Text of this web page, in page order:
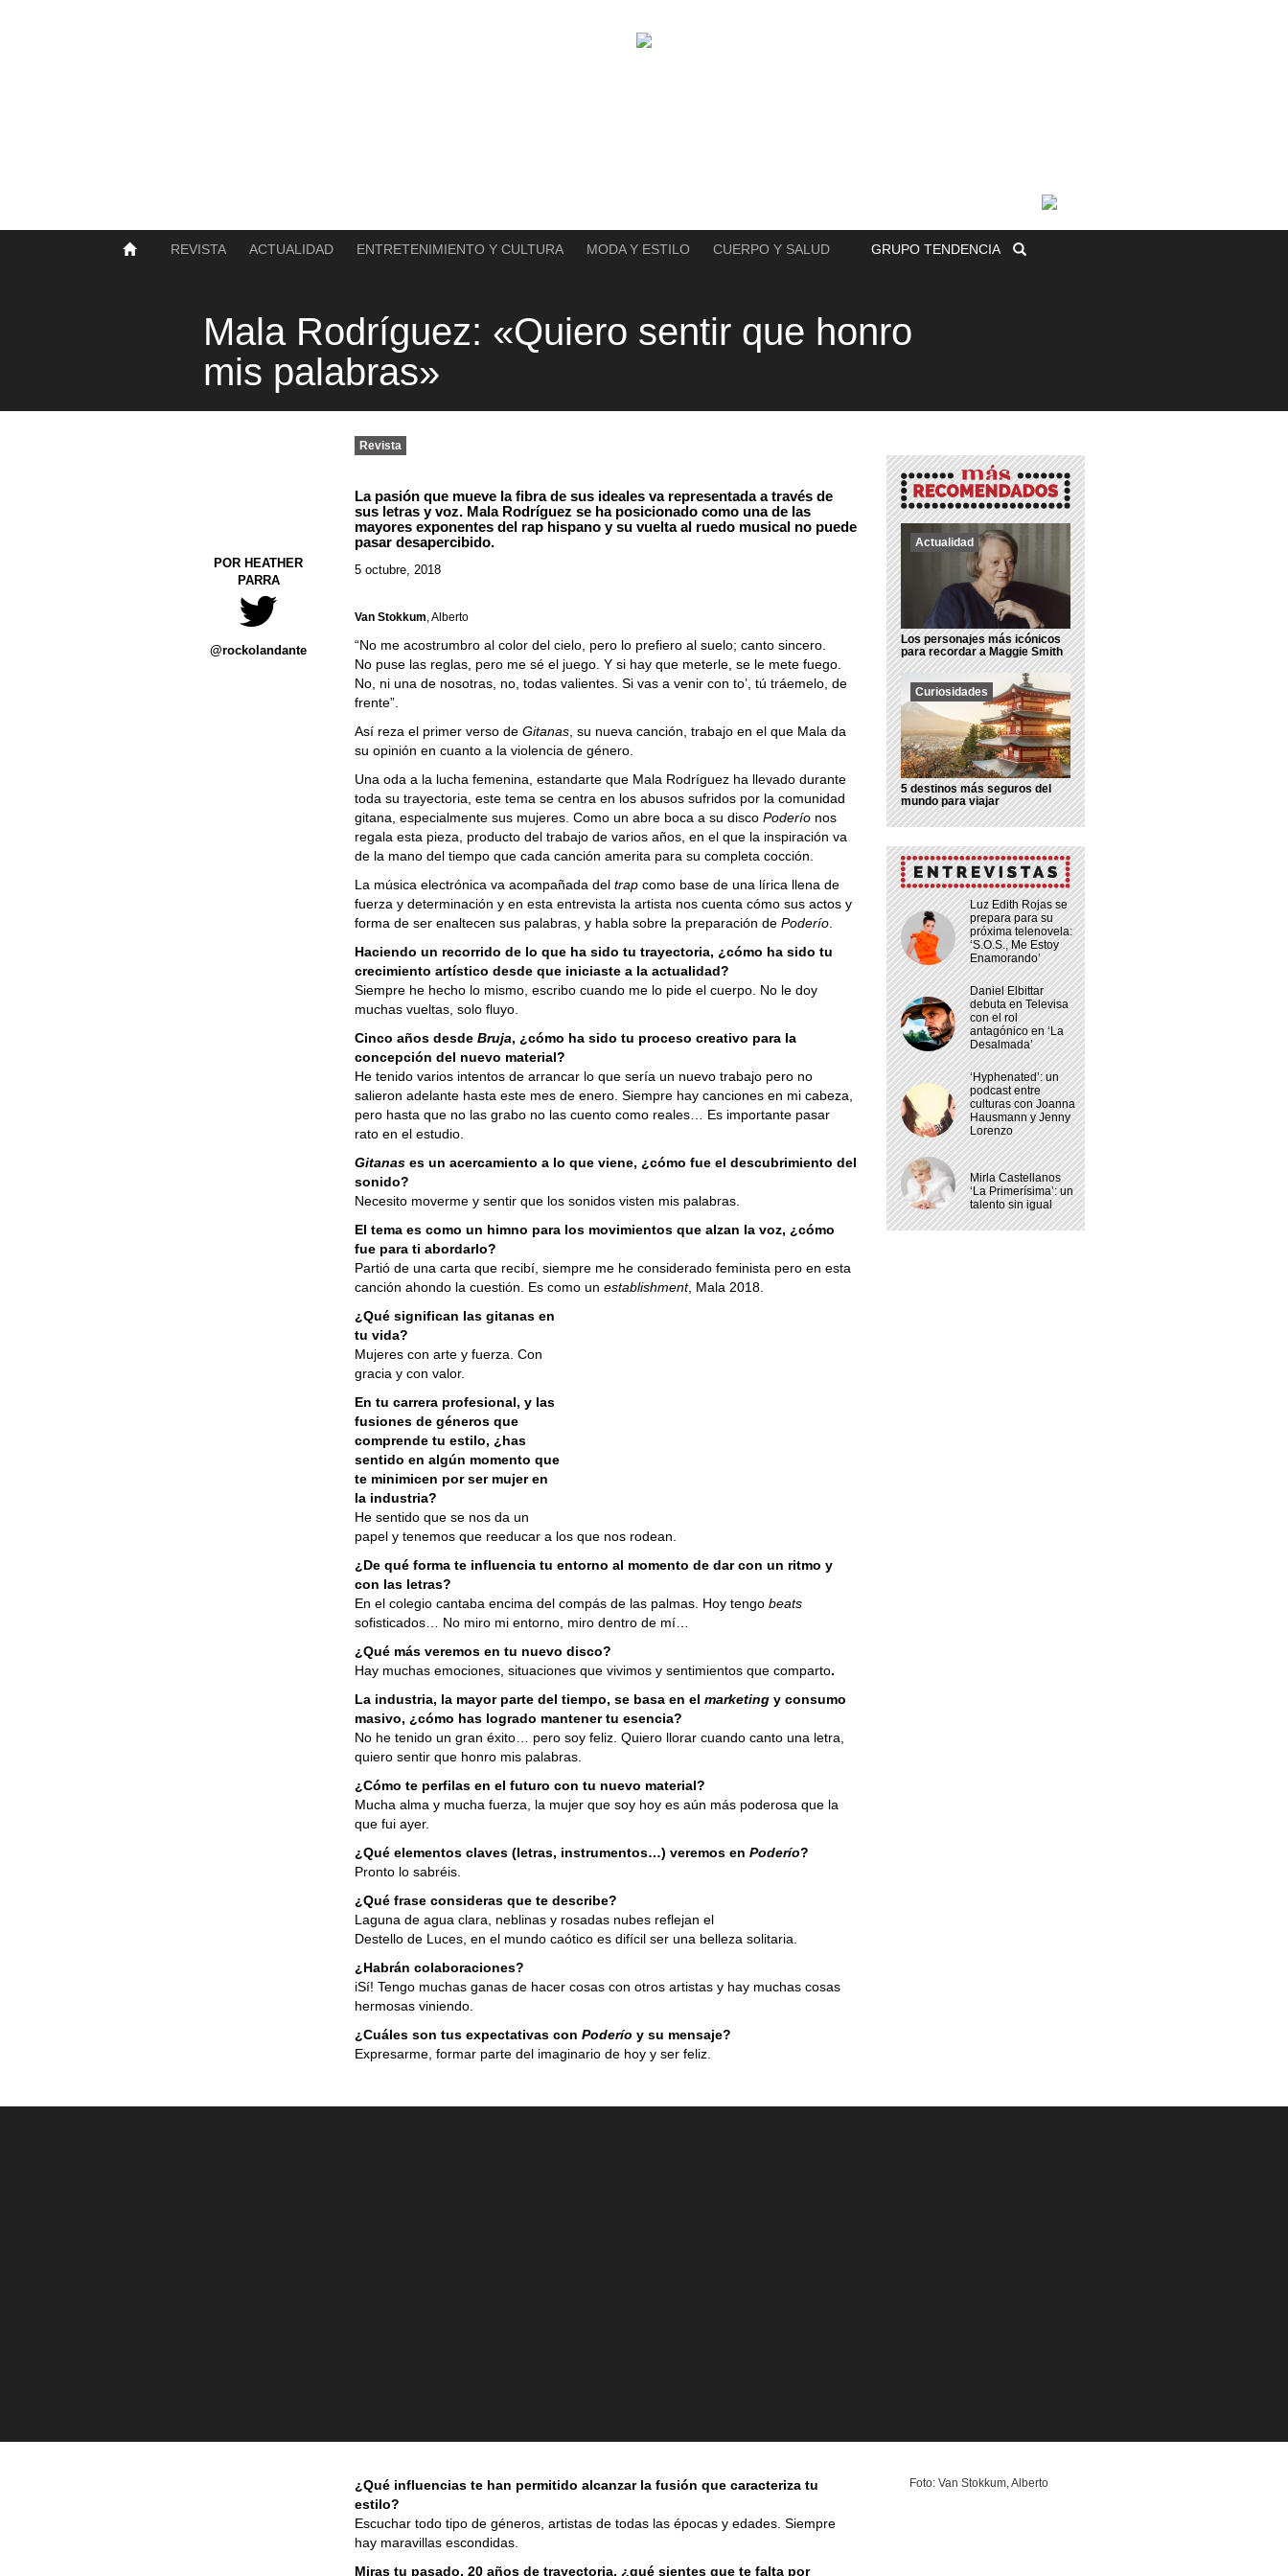
REVISTA ACTUALIDAD ENTRETENIMIENTO Y CULTURA MODA Y ESTILO CUERPO Y SALUD GRUPOTENDENCIA
Mala Rodríguez: «Quiero sentir que honro
mis palabras»
POR HEATHER
PARRA
@rockolandante
Actualidad
Los personajes más icónicos
para recordar a Maggie Smith
Curiosidades
5 destinos más seguros del
mundo para viajar
Luz Edith Rojas se
prepara para su
próxima telenovela:
‘S.O.S., Me Estoy
Enamorando’
Daniel Elbittar
debuta en Televisa
con el rol
antagónico en ‘La
Desalmada’
‘Hyphenated’: un
podcast entre
culturas con Joanna
Hausmann y Jenny
Lorenzo
Mirla Castellanos
‘La Primerísima’: un
talento sin igual
Revista
La pasión que mueve la fibra de sus ideales va representada a través de
sus letras y voz. Mala Rodríguez se ha posicionado como una de las
mayores exponentes del rap hispano y su vuelta al ruedo musical no puede
pasar desapercibido.
5 octubre, 2018
Van Stokkum, Alberto
“No me acostrumbro al color del cielo, pero lo prefiero al suelo; canto sincero.
No puse las reglas, pero me sé el juego. Y si hay que meterle, se le mete fuego.
No, ni una de nosotras, no, todas valientes. Si vas a venir con to’, tú tráemelo, de
frente”.
Así reza el primer verso deGitanas , su nueva canción, trabajo en el que Mala da
su opinión en cuanto a la violencia de género.
Una oda a la lucha femenina, estandarte que Mala Rodríguez ha llevado durante
toda su trayectoria, este tema se centra en los abusos sufridos por la comunidad
gitana, especialmente sus mujeres. Como un abre boca a su discoPoderío nos
regala esta pieza, producto del trabajo de varios años, en el que la inspiración va
de la mano del tiempo que cada canción amerita para su completa cocción.
La música electrónica va acompañada deltrap como base de una lírica llena de
fuerza y determinación y en esta entrevista la artista nos cuenta cómo sus actos y
forma de ser enaltecen sus palabras, y habla sobre la preparación dePoderío
Haciendo un recorrido de lo que ha sido tu trayectoria, ¿cómo ha sido tu
crecimiento artístico desde que iniciaste a la actualidad?
Siempre he hecho lo mismo, escribo cuando me lo pide el cuerpo. No le doy
muchas vueltas, solo fluyo.
Cinco años desdeBruja, ¿cómo ha sido tu proceso creativo para la
concepción del nuevo material?
He tenido varios intentos de arrancar lo que sería un nuevo trabajo pero no
salieron adelante hasta este mes de enero. Siempre hay canciones en mi cabeza,
pero hasta que no las grabo no las cuento como reales… Es importante pasar
rato en el estudio.
Gitanas es un acercamiento a lo que viene, ¿cómo fue el descubrimiento del
sonido?
Necesito moverme y sentir que los sonidos visten mis palabras.
El tema es como un himno para los movimientos que alzan la voz, ¿cómo
fue para ti abordarlo?
Partió de una carta que recibí, siempre me he considerado feminista pero en esta
canción ahondo la cuestión. Es como unestablishment, Mala 2018.
¿Qué significan las gitanas en
tu vida?
Mujeres con arte y fuerza. Con
gracia y con valor.
En tu carrera profesional, y las
fusiones de géneros que
comprende tu estilo, ¿has
sentido en algún momento que
te minimicen por ser mujer en
la industria?
He sentido que se nos da un
papel y tenemos que reeducar a los que nos rodean.
¿De qué forma te influencia tu entorno al momento de dar con un ritmo y
con las letras?
En el colegio cantaba encima del compás de las palmas. Hoy tengobeats
sofisticados… No miro mi entorno, miro dentro de mí…
¿Qué más veremos en tu nuevo disco?
Hay muchas emociones, situaciones que vivimos y sentimientos que comparto.
La industria, la mayor parte del tiempo, se basa en elmarketing y consumo
masivo, ¿cómo has logrado mantener tu esencia?
No he tenido un gran éxito… pero soy feliz. Quiero llorar cuando canto una letra,
quiero sentir que honro mis palabras.
¿Cómo te perfilas en el futuro con tu nuevo material?
Mucha alma y mucha fuerza, la mujer que soy hoy es aún más poderosa que la
que fui ayer.
¿Qué elementos claves (letras, instrumentos…) veremos enPoderío?
Pronto lo sabréis.
¿Qué frase consideras que te describe?
Laguna de agua clara, neblinas y rosadas nubes reflejan el
Destello de Luces, en el mundo caótico es difícil ser una belleza solitaria.
¿Habrán colaboraciones?
iSí! Tengo muchas ganas de hacer cosas con otros artistas y hay muchas cosas
hermosas viniendo.
¿Cuáles son tus expectativas conPoderío y su mensaje?
Expresarme, formar parte del imaginario de hoy y ser feliz.
Foto: Van Stokkum, Alberto
¿Qué influencias te han permitido alcanzar la fusión que caracteriza tu
estilo?
Escuchar todo tipo de géneros, artistas de todas las épocas y edades. Siempre
hay maravillas escondidas.
Miras tu pasado, 20 años de trayectoria, ¿qué sientes que te falta por